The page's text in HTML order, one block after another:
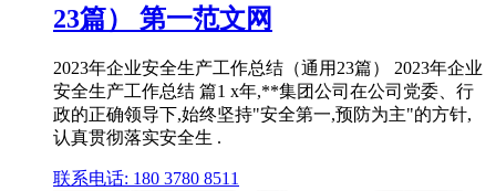
23篇） 第一范文网
2023年企业安全生产工作总结（通用23篇） 2023年企业
安全生产工作总结 篇1 x年,**集团公司在公司党委、行
政的正确领导下,始终坚持"安全第一,预防为主"的方针,
认真贯彻落实安全生 .
联系电话: 180 3780 8511